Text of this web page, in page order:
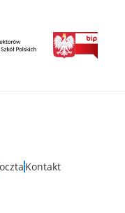
Kontakt